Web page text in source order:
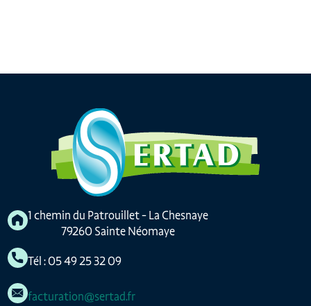
1 chemin du Patrouillet - La Chesnaye
79260 Sainte Néomaye
Tél : 05 49 25 32 09
facturation@sertad.fr